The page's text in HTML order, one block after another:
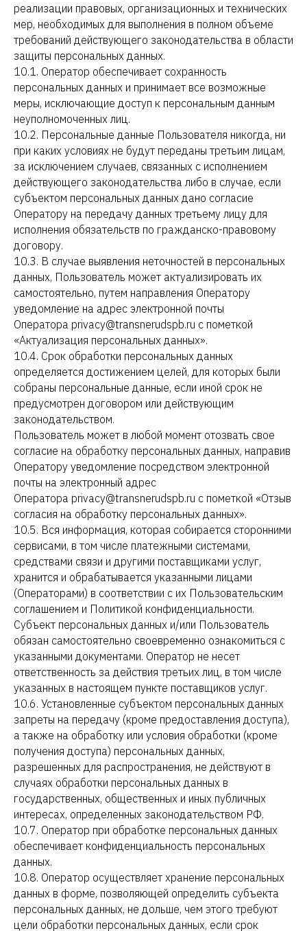
реализации правовых, организационных и технических
мер, необходимых для выполнения в полном объеме
требований действующего законодательства в области
защиты персональных данных.
10.1. Оператор обеспечивает сохранность
персональных данных и принимает все возможные
меры, исключающие доступ к персональным данным
неуполномоченных лиц.
10.2. Персональные данные Пользователя никогда, ни
при каких условиях не будут переданы третьим лицам,
за исключением случаев, связанных с исполнением
действующего законодательства либо в случае, если
субъектом персональных данных дано согласие
Оператору на передачу данных третьему лицу для
исполнения обязательств по гражданско-правовому
договору.
10.3. В случае выявления неточностей в персональных
данных, Пользователь может актуализировать их
самостоятельно, путем направления Оператору
уведомление на адрес электронной почты
Оператора privacy@transnerudspb.ru с пометкой
«Актуализация персональных данных».
10.4. Срок обработки персональных данных
определяется достижением целей, для которых были
собраны персональные данные, если иной срок не
предусмотрен договором или действующим
законодательством.
Пользователь может в любой момент отозвать свое
согласие на обработку персональных данных, направив
Оператору уведомление посредством электронной
почты на электронный адрес
Оператора privacy@transnerudspb.ru с пометкой «Отзыв
согласия на обработку персональных данных».
10.5. Вся информация, которая собирается сторонними
сервисами, в том числе платежными системами,
средствами связи и другими поставщиками услуг,
хранится и обрабатывается указанными лицами
(Операторами) в соответствии с их Пользовательским
соглашением и Политикой конфиденциальности.
Субъект персональных данных и/или Пользователь
обязан самостоятельно своевременно ознакомиться с
указанными документами. Оператор не несет
ответственность за действия третьих лиц, в том числе
указанных в настоящем пункте поставщиков услуг.
10.6. Установленные субъектом персональных данных
запреты на передачу (кроме предоставления доступа),
а также на обработку или условия обработки (кроме
получения доступа) персональных данных,
разрешенных для распространения, не действуют в
случаях обработки персональных данных в
государственных, общественных и иных публичных
интересах, определенных законодательством РФ.
10.7. Оператор при обработке персональных данных
обеспечивает конфиденциальность персональных
данных.
10.8. Оператор осуществляет хранение персональных
данных в форме, позволяющей определить субъекта
персональных данных, не дольше, чем этого требуют
цели обработки персональных данных, если срок